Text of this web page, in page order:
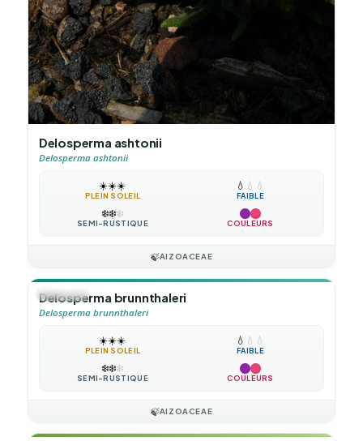
Delosperma ashtonii
Delosperma ashtonii
☀️☀️☀️
PLEIN SOLEIL
💧 💧 💧
FAIBLE
❄️❄️❄️
SEMI-RUSTIQUE COULEURS
🍃AIZOACEAE
🪴VIVACE
Delosperma brunnthaleri
Delosperma brunnthaleri
☀️☀️☀️
PLEIN SOLEIL
💧 💧 💧
FAIBLE
❄️❄️❄️
SEMI-RUSTIQUE COULEURS
🍃AIZOACEAE